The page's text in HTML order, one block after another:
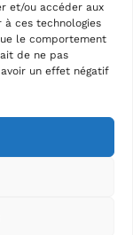
et/ou accéder aux
ces technologies
le comportement
de ne pas
un effet négatif